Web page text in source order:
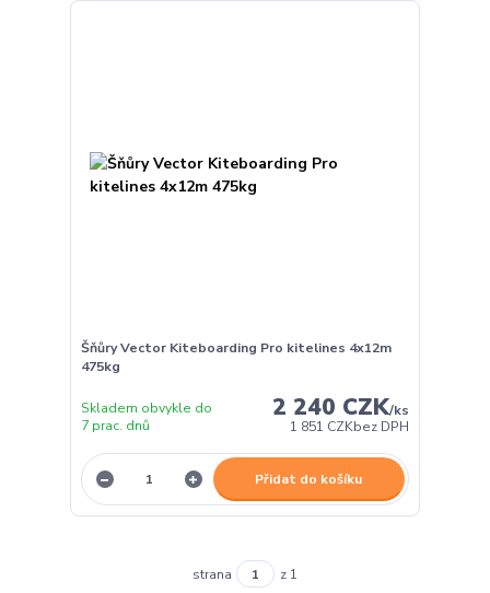
Šňůry Vector Kiteboarding Pro kitelines 4x12m
475kg
2 240 CZK/ks
1 851 CZKbez DPH
Skladem obvykle do
7 prac. dnů
Přidat do košíku
strana z 1